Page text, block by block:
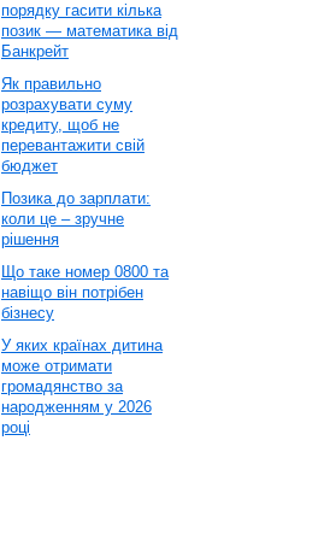
порядку гасити кілька
позик — математика від
Банкрейт
Як правильно
розрахувати суму
кредиту, щоб не
перевантажити свій
бюджет
Позика до зарплати:
коли це – зручне
рішення
Що таке номер 0800 та
навіщо він потрібен
бізнесу
У яких країнах дитина
може отримати
громадянство за
народженням у 2026
році